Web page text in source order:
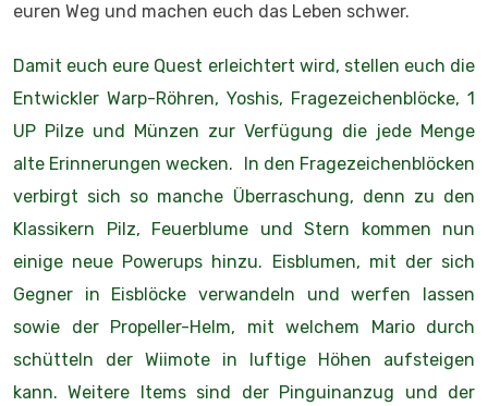
euren Weg und machen euch das Leben schwer.
Damit euch eure Quest erleichtert wird, stellen euch die
Entwickler Warp-Röhren, Yoshis, Fragezeichenblöcke, 1
UP Pilze und Münzen zur Verfügung die jede Menge
alte Erinnerungen wecken. In den Fragezeichenblöcken
verbirgt sich so manche Überraschung, denn zu den
Klassikern Pilz, Feuerblume und Stern kommen nun
einige neue Powerups hinzu. Eisblumen, mit der sich
Gegner in Eisblöcke verwandeln und werfen lassen
sowie der Propeller-Helm, mit welchem Mario durch
schütteln der Wiimote in luftige Höhen aufsteigen
kann. Weitere Items sind der Pinguinanzug und der